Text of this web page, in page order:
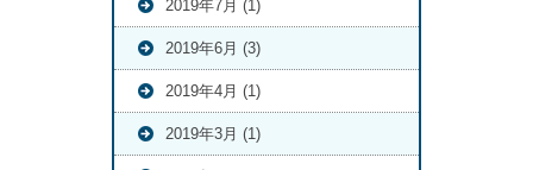
2019年7月 (1)
2019年6月 (3)
2019年4月 (1)
2019年3月 (1)